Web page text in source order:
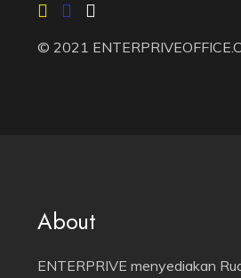
© 2021
About
ENTERPRIVE menyediakan